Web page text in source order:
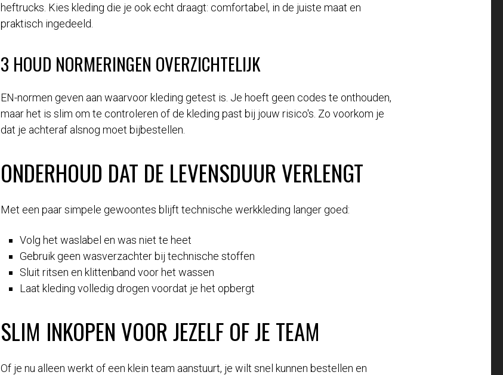
heftrucks. Kies kleding die je ook echt draagt: comfortabel, in de juiste maat en
praktisch ingedeeld.
3 HOUD NORMERINGEN OVERZICHTELIJK
EN-normen geven aan waarvoor kleding getest is. Je hoeft geen codes te onthouden,
maar het is slim om te controleren of de kleding past bij jouw risico's. Zo voorkom je
dat je achteraf alsnog moet bijbestellen.
ONDERHOUD DAT DE LEVENSDUUR VERLENGT
Met een paar simpele gewoontes blijft technische werkkleding langer goed:
Volg het waslabel en was niet te heet
Gebruik geen wasverzachter bij technische stoffen
Sluit ritsen en klittenband voor het wassen
Laat kleding volledig drogen voordat je het opbergt
SLIM INKOPEN VOOR JEZELF OF JE TEAM
Of je nu alleen werkt of een klein team aanstuurt, je wilt snel kunnen bestellen en